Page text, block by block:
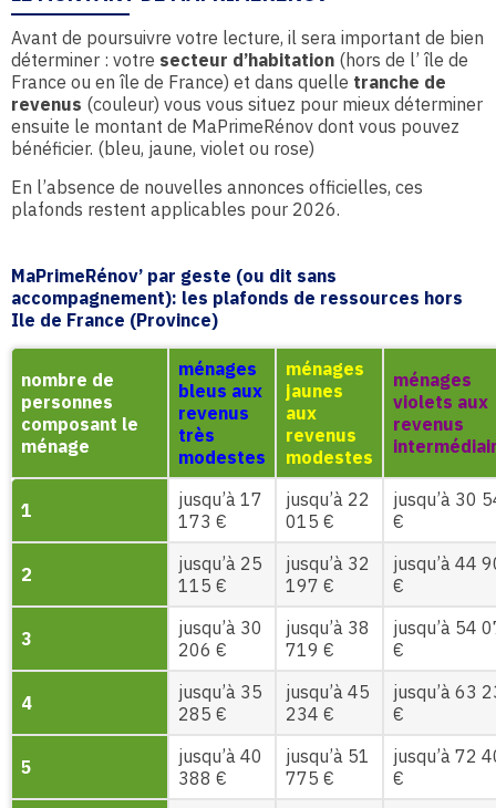
Avant de poursuivre votre lecture, il sera important de bien
déterminer : votre secteur d’habitation (hors de l’ île de
France ou en île de France) et dans quelle tranche de
revenus (couleur) vous vous situez pour mieux déterminer
ensuite le montant de MaPrimeRénov dont vous pouvez
bénéficier. (bleu, jaune, violet ou rose)
En l’absence de nouvelles annonces officielles, ces
plafonds restent applicables pour 2026.
MaPrimeRénov’ par geste (ou dit sans
accompagnement): les plafonds de ressources hors
Ile de France (Province)
nombre de
personnes
composant le
ménage
ménages
bleus aux
revenus
très
modestes
ménages
jaunes
aux
revenus
modestes
ménages
violets aux
revenus
1
jusqu’à 17
173 €
jusqu’à 22
015 €
jusqu’à 30
€
2
jusqu’à 25
115 €
jusqu’à 32
197 €
jusqu’à 44
€
3
jusqu’à 30
206 €
jusqu’à 38
719 €
jusqu’à 54
€
4
jusqu’à 35
285 €
jusqu’à 45
234 €
jusqu’à 63
€
5
jusqu’à 40
388 €
jusqu’à 51
775 €
jusqu’à 72
€